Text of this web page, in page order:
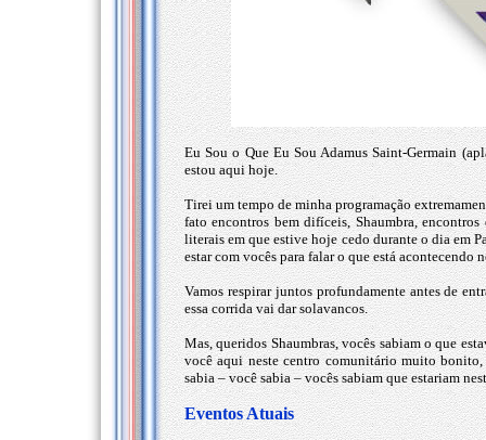
Eu Sou o Que Eu Sou Adamus Saint-Germain
estou aqui hoje.
Tirei um tempo de minha programação
fato encontros bem difíceis, Shaumbra,
literais em que estive hoje cedo durante o dia em
estar com vocês para falar o que está acontecendo
Vamos respirar juntos profundamente antes de
essa corrida vai dar solavancos.
Mas, queridos Shaumbras, vocês sabiam o que
você aqui neste centro comunitário muito
sabia – você sabia – vocês sabiam que estariam
Eventos Atuais